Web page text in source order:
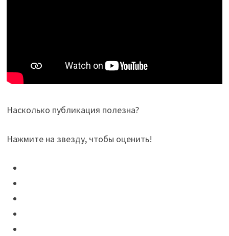
Насколько публикация полезна?
Нажмите на звезду, чтобы оценить!